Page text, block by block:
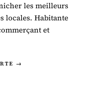
les meilleurs
locales. Habitante
et
→